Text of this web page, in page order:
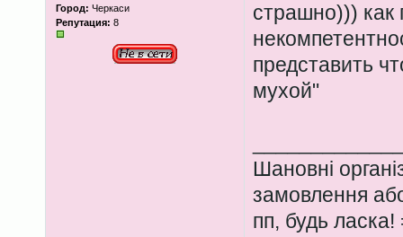
Город: Черкаси
Репутация: 8
страшно)))
представить
мухой"
Шановні
замовлення
пп, будь